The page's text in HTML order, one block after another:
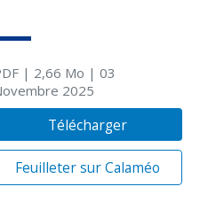
| 2,66 Mo | 03
2025
Télécharger
Feuilleter sur Calaméo